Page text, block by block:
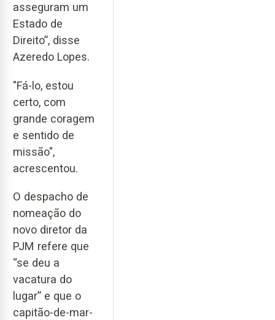
asseguram um
Estado de
Direito”, disse
Azeredo Lopes.
"Fá-lo, estou
certo, com
grande coragem
e sentido de
missão",
acrescentou.
O despacho de
nomeação do
novo diretor da
PJM refere que
“se deu a
vacatura do
lugar” e que o
capitão-de-mar-